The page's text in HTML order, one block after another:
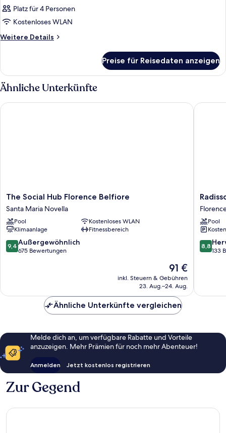
Platz für 4 Personen
Kostenloses WLAN
Weitere Details
Weitere
Preise für Reisedaten anzeigen
Ähnliche Unterkünfte
The
Social
Hub
Florence
Belfiore
Santa
Maria
The Social Hub Florence Belfiore
Santa Maria Novella
Pool
Kostenloses WLAN
Klimaanlage
Fitnessbereich
9.4
von
9,4 Außergewöhnlich
675 Bewertungen
Der
Preis
beträgt
91 €
inkl. Steuern & Gebühren
23. Aug.–24. Aug.
The Social Hub Florence Belfiore
Blu
Hotel,
Florence
Florence
Pool
8.8
von
8,8
133
Ähnliche Unterkünfte vergleichen
Melde dich an, um verfügbare Rabatte und Vorteile
anzuzeigen. Mehr Prämien für noch mehr Abenteuer!
Anmelden Jetzt kostenlos registrieren
Zur Gegend